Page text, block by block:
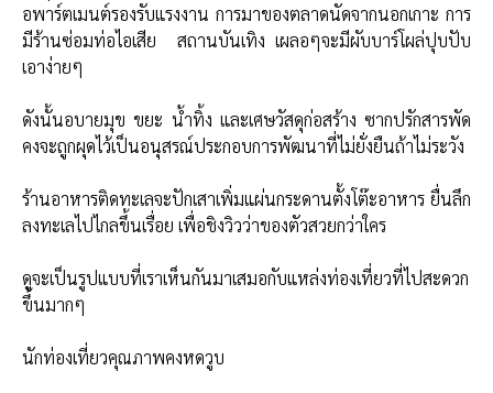
อพาร์ตเมนต์รองรับแรงงาน การมาของตลาดนัดจากนอกเกาะ การ
มีร้านซ่อมท่อไอเสีย สถานบันเทิง เผลอๆจะมีผับบาร์โผล่ปุบปับ
เอาง่ายๆ
ดังนั้นอบายมุข ขยะ น้ำทิ้ง และเศษวัสดุก่อสร้าง ซากปรักสารพัด
คงจะถูกผุดไว้เป็นอนุสรณ์ประกอบการพัฒนาที่ไม่ยั่งยืนถ้าไม่ระวัง
ร้านอาหารติดทะเลจะปักเสาเพิ่มแผ่นกระดานตั้งโต๊ะอาหาร ยื่นลึก
ลงทะเลไปไกลขึ้นเรื่อย เพื่อชิงวิวว่าของตัวสวยกว่าใคร
ดูจะเป็นรูปแบบที่เราเห็นกันมาเสมอกับแหล่งท่องเที่ยวที่ไปสะดวก
ขึ้นมากๆ
นักท่องเที่ยวคุณภาพคงหดวูบ